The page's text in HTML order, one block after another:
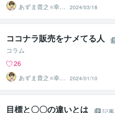
あずま貴之⭐幸せ
自分軸の生き方
育成コーチ
2024/03/18
ココナラ販売をナメてる人
コラム
26
あずま貴之⭐幸せ
自分軸の生き方
育成コーチ
2024/01/10
目標と〇〇の違いとは
記事